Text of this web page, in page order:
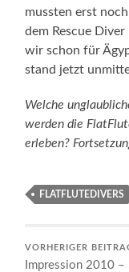
mussten erst
dem Rescue
wir schon für
stand jetzt
Welche
werden die
erleben?
FLATFLUTEDIVERS
VORHERIGER
Impression 2010 –